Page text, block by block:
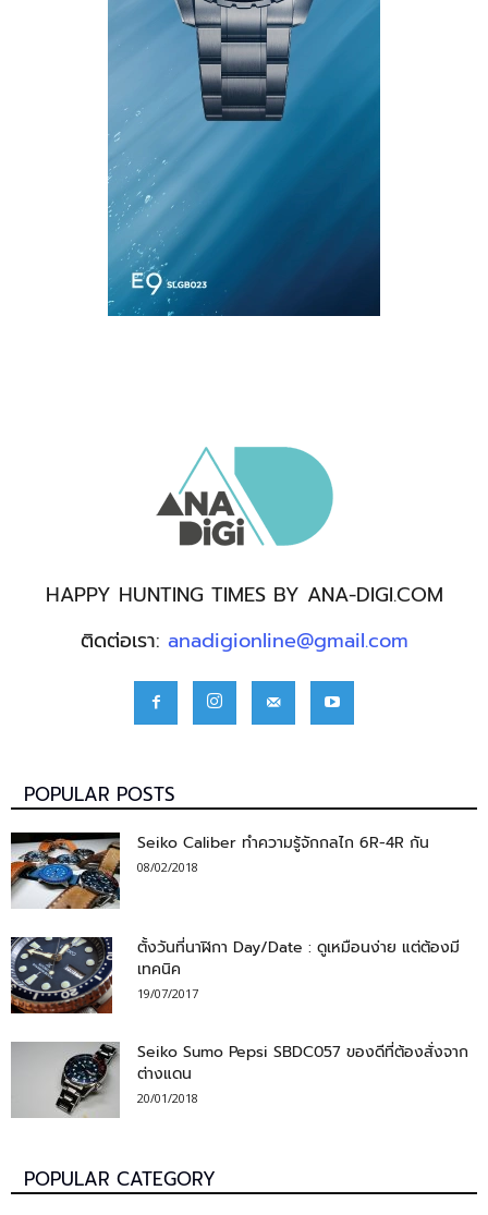
HAPPY HUNTING TIMES BY ANA-DIGI.COM
ติดต่อเรา: anadigionline@gmail.com
POPULAR POSTS
Seiko Caliber ทำความรู้จักกลไก 6R-4R กัน
08/02/2018
ตั้งวันที่นาฬิกา Day/Date : ดูเหมือนง่าย แต่ต้องมี
เทคนิค
19/07/2017
Seiko Sumo Pepsi SBDC057 ของดีที่ต้องสั่งจาก
ต่างแดน
20/01/2018
POPULAR CATEGORY